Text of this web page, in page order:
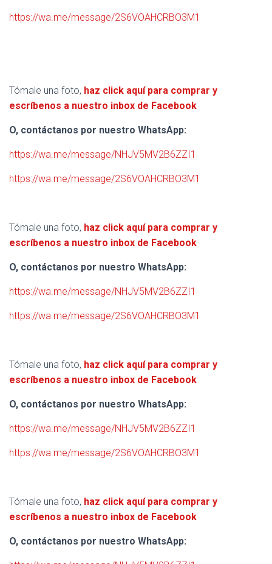
https://wa.me/message/2S6VOAHCRBO3M1
Tómale una foto, haz click aquí para comprar y
escríbenos a nuestro inbox de Facebook
O, contáctanos por nuestro WhatsApp:
https://wa.me/message/NHJV5MV2B6ZZI1
https://wa.me/message/2S6VOAHCRBO3M1
Tómale una foto, haz click aquí para comprar y
escríbenos a nuestro inbox de Facebook
O, contáctanos por nuestro WhatsApp:
https://wa.me/message/NHJV5MV2B6ZZI1
https://wa.me/message/2S6VOAHCRBO3M1
Tómale una foto, haz click aquí para comprar y
escríbenos a nuestro inbox de Facebook
O, contáctanos por nuestro WhatsApp:
https://wa.me/message/NHJV5MV2B6ZZI1
https://wa.me/message/2S6VOAHCRBO3M1
Tómale una foto, haz click aquí para comprar y
escríbenos a nuestro inbox de Facebook
O, contáctanos por nuestro WhatsApp: